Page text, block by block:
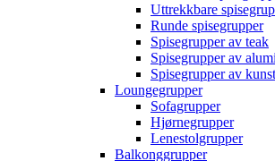
Uttrekkbare
Runde spisegrupper
Spisegrupper av teak
Spisegrupper av
Spisegrupper av
Loungegrupper
Sofagrupper
Hjørnegrupper
Lenestolgrupper
Balkonggrupper